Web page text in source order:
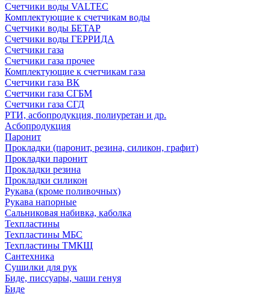
Счетчики воды VALTEC
Комплектующие к счетчикам воды
Счетчики воды БЕТАР
Счетчики воды ГЕРРИДА
Счетчики газа
Счетчики газа прочее
Комплектующие к счетчикам газа
Счетчики газа ВК
Счетчики газа СГБМ
Счетчики газа СГД
РТИ, асбопродукция, полиуретан и др.
Асбопродукция
Паронит
Прокладки (паронит, резина, силикон, графит)
Прокладки паронит
Прокладки резина
Прокладки силикон
Рукава (кроме поливочных)
Рукава напорные
Сальниковая набивка, каболка
Техпластины
Техпластины МБС
Техпластины ТМКЩ
Сантехника
Сушилки для рук
Биде, писсуары, чаши генуя
Биде